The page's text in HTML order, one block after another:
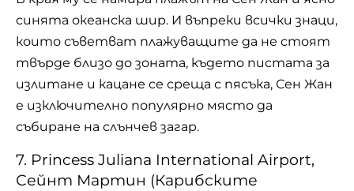
синята океанска шир. И въпреки всички знаци,
които съветват плажуващите да не стоят
твърде близо до зоната, където пистата за
излитане и кацане се среща с пясъка, Сен Жан
е изключително популярно място да
събиране на слънчев загар.
7. Princess Juliana International Airport,
Сейнт Мартин (Карибските